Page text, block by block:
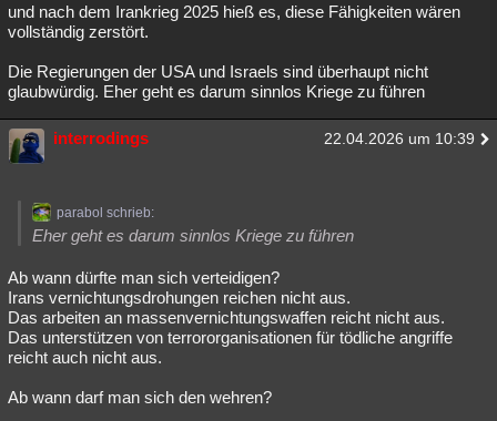
und nach dem Irankrieg 2025 hieß es, diese Fähigkeiten wären
vollständig zerstört.
Die Regierungen der USA und Israels sind überhaupt nicht
glaubwürdig. Eher geht es darum sinnlos Kriege zu führen
interrodings 22.04.2026 um 10:39
parabol schrieb:
Eher geht es darum sinnlos Kriege zu führen
Ab wann dürfte man sich verteidigen?
Irans vernichtungsdrohungen reichen nicht aus.
Das arbeiten an massenvernichtungswaffen reicht nicht aus.
Das unterstützen von terrororganisationen für tödliche angriffe
reicht auch nicht aus.
Ab wann darf man sich den wehren?